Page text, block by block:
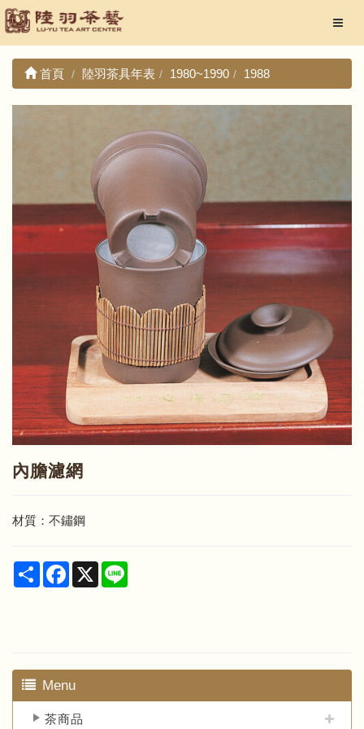
首頁 陸羽茶具年表 1980~1990 1988
內膽濾網
材質：不鏽鋼
Share Facebook
X
Menu
茶商品